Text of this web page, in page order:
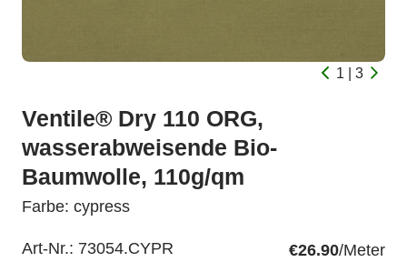
1 | 3
Ventile® Dry 110 ORG,
wasserabweisende Bio-
Baumwolle, 110g/qm
Farbe: cypress
Art-Nr.: 73054.CYPR €26.90/Meter